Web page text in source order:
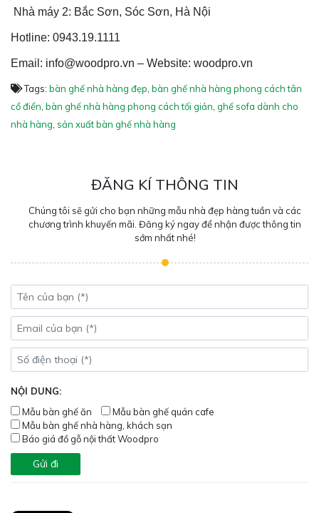
Nhà máy 2: Bắc Sơn, Sóc Sơn, Hà Nội
Hotline: 0943.19.1111
Email: info@woodpro.vn – Website: woodpro.vn
Tags: bàn ghế nhà hàng đẹp, bàn ghế nhà hàng phong cách tân
cổ điển, bàn ghế nhà hàng phong cách tối giản, ghế sofa dành cho
nhà hàng, sản xuất bàn ghế nhà hàng
ĐĂNG KÍ THÔNG TIN
Chúng tôi sẽ gửi cho bạn những mẫu nhà đẹp hàng tuần và các
chương trình khuyến mãi. Đăng ký ngay để nhận được thông tin
sớm nhất nhé!
NỘI DUNG:
Mẫu bàn ghế ăn
Mẫu bàn ghế quán cafe
Mẫu bàn ghế nhà hàng, khách sạn
Báo giá đồ gỗ nội thất Woodpro